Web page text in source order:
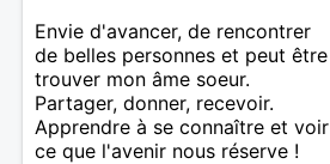
Envie d'avancer, de rencontrer
de belles personnes et peut être
trouver mon âme soeur.
Partager, donner, recevoir.
Apprendre à se connaître et voir
ce que l'avenir nous réserve !